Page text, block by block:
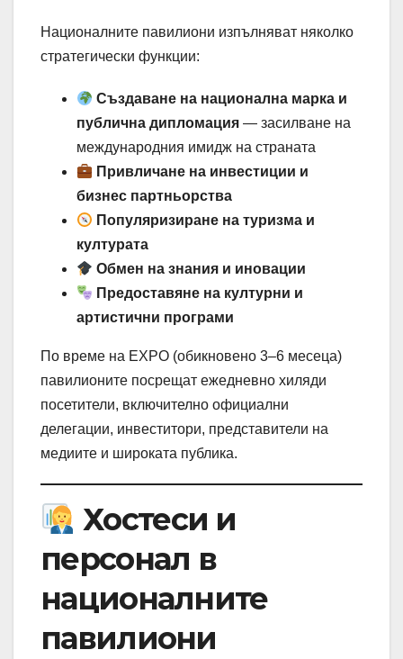
Националните павилиони изпълняват няколко
стратегически функции:
Създаване на национална марка и
публична дипломация — засилване на
международния имидж на страната
Привличане на инвестиции и
бизнес партньорства
Популяризиране на туризма и
културата
Обмен на знания и иновации
Предоставяне на културни и
артистични програми
По време на EXPO (обикновено 3–6 месеца)
павилионите посрещат ежедневно хиляди
посетители, включително официални
делегации, инвеститори, представители на
медиите и широката публика.
Хостеси и
персонал в
националните
павилиони